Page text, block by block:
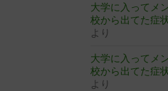
大学に入ってメ
校から出てた症
より
大学に入ってメ
校から出てた症
より